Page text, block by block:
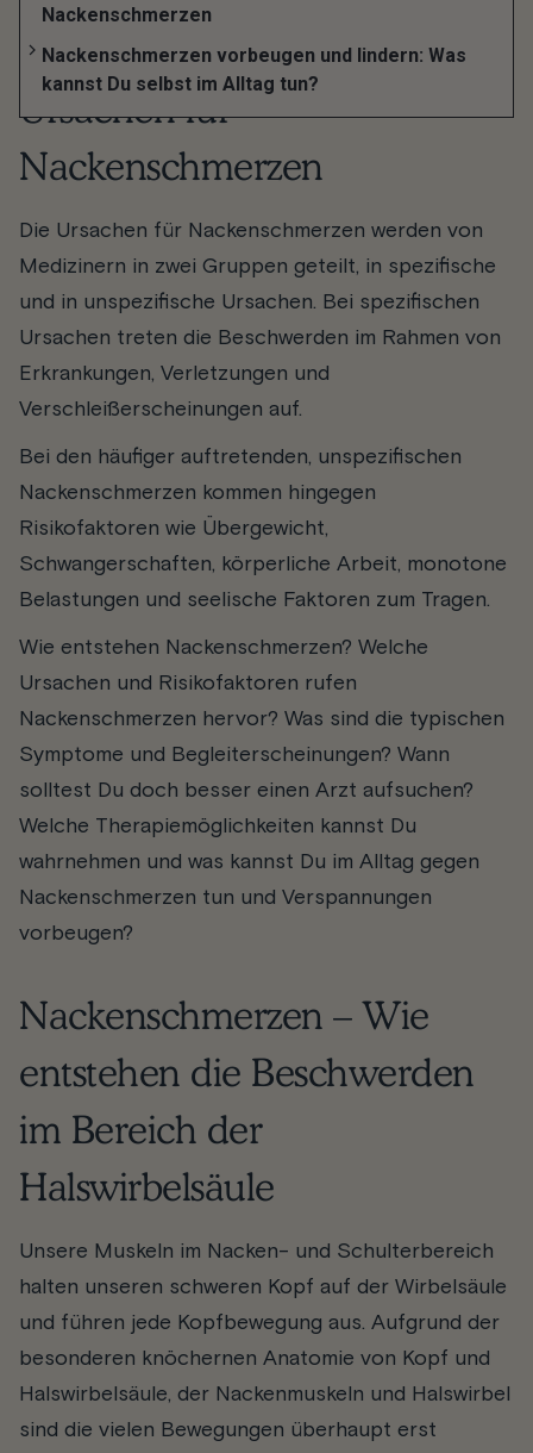
Nackenschmerzen
Nackenschmerzen vorbeugen und lindern: Was
kannst Du selbst im Alltag tun?
Spezifische und unspezifische
Ursachen für
Nackenschmerzen
Die Ursachen für Nackenschmerzen werden von
Medizinern in zwei Gruppen geteilt, in spezifische
und in unspezifische Ursachen. Bei spezifischen
Ursachen treten die Beschwerden im Rahmen von
Erkrankungen, Verletzungen und
Verschleißerscheinungen auf.
Bei den häufiger auftretenden, unspezifischen
Nackenschmerzen kommen hingegen
Risikofaktoren wie Übergewicht,
Schwangerschaften, körperliche Arbeit, monotone
Belastungen und seelische Faktoren zum Tragen.
Wie entstehen Nackenschmerzen? Welche
Ursachen und Risikofaktoren rufen
Nackenschmerzen hervor? Was sind die typischen
Symptome und Begleiterscheinungen? Wann
solltest Du doch besser einen Arzt aufsuchen?
Welche Therapiemöglichkeiten kannst Du
wahrnehmen und was kannst Du im Alltag gegen
Nackenschmerzen tun und Verspannungen
vorbeugen?
Nackenschmerzen – Wie
entstehen die Beschwerden
im Bereich der
Halswirbelsäule
Unsere Muskeln im Nacken- und Schulterbereich
halten unseren schweren Kopf auf der Wirbelsäule
und führen jede Kopfbewegung aus. Aufgrund der
besonderen knöchernen Anatomie von Kopf und
Halswirbelsäule, der Nackenmuskeln und Halswirbel
sind die vielen Bewegungen überhaupt erst